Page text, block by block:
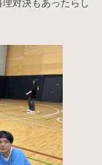
対決もあったらし